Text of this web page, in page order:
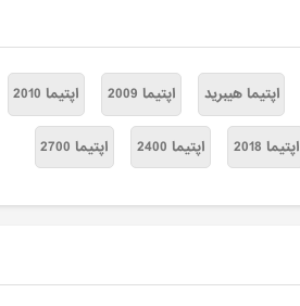
اپتیما هیبرید اپتیما 2009 اپتیما 2010
اپتیما 2018 اپتیما 2400 اپتیما 2700